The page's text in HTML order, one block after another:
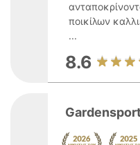
ποικίλων
...
8.6